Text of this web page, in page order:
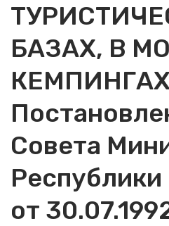
БАЗАХ, В
Совета
Республики
от